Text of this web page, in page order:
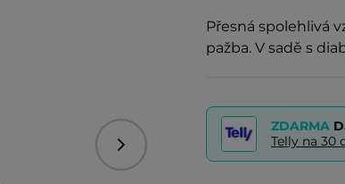
Přesná spolehlivá
pažba. V sadě s
Následující
ZDARMA
Telly na 30